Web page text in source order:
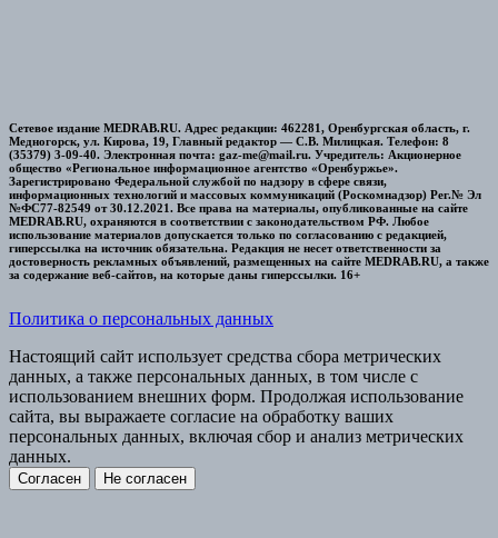
Сетевое издание MEDRAB.RU. Адрес редакции: 462281, Оренбургская область, г.
Медногорск, ул. Кирова, 19, Главный редактор — С.В. Милицкая. Телефон: 8
(35379) 3-09-40. Электронная почта: gaz-me@mail.ru. Учредитель: Акционерное
общество «Региональное информационное агентство «Оренбуржье».
Зарегистрировано Федеральной службой по надзору в сфере связи,
информационных технологий и массовых коммуникаций (Роскомнадзор) Рег.№ Эл
№ФС77-82549 от 30.12.2021. Все права на материалы, опубликованные на сайте
MEDRAB.RU, охраняются в соответствии с законодательством РФ. Любое
использование материалов допускается только по согласованию с редакцией,
гиперссылка на источник обязательна. Редакция не несет ответственности за
достоверность рекламных объявлений, размещенных на сайте MEDRAB.RU, а также
за содержание веб-сайтов, на которые даны гиперссылки. 16+
Политика о персональных данных
Настоящий сайт использует средства сбора метрических
данных, а также персональных данных, в том числе с
использованием внешних форм. Продолжая использование
сайта, вы выражаете согласие на обработку ваших
персональных данных, включая сбор и анализ метрических
данных.
Согласен Не согласен